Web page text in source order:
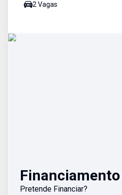
2 Vagas
Pretende Financiar?